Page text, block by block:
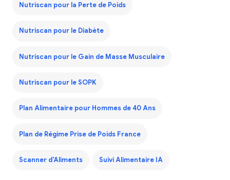
Nutriscan pour la Perte de Poids
Nutriscan pour le Diabète
Nutriscan pour le Gain de Masse Musculaire
Nutriscan pour le SOPK
Plan Alimentaire pour Hommes de 40 Ans
Plan de Régime Prise de Poids France
Scanner d'Aliments Suivi Alimentaire IA